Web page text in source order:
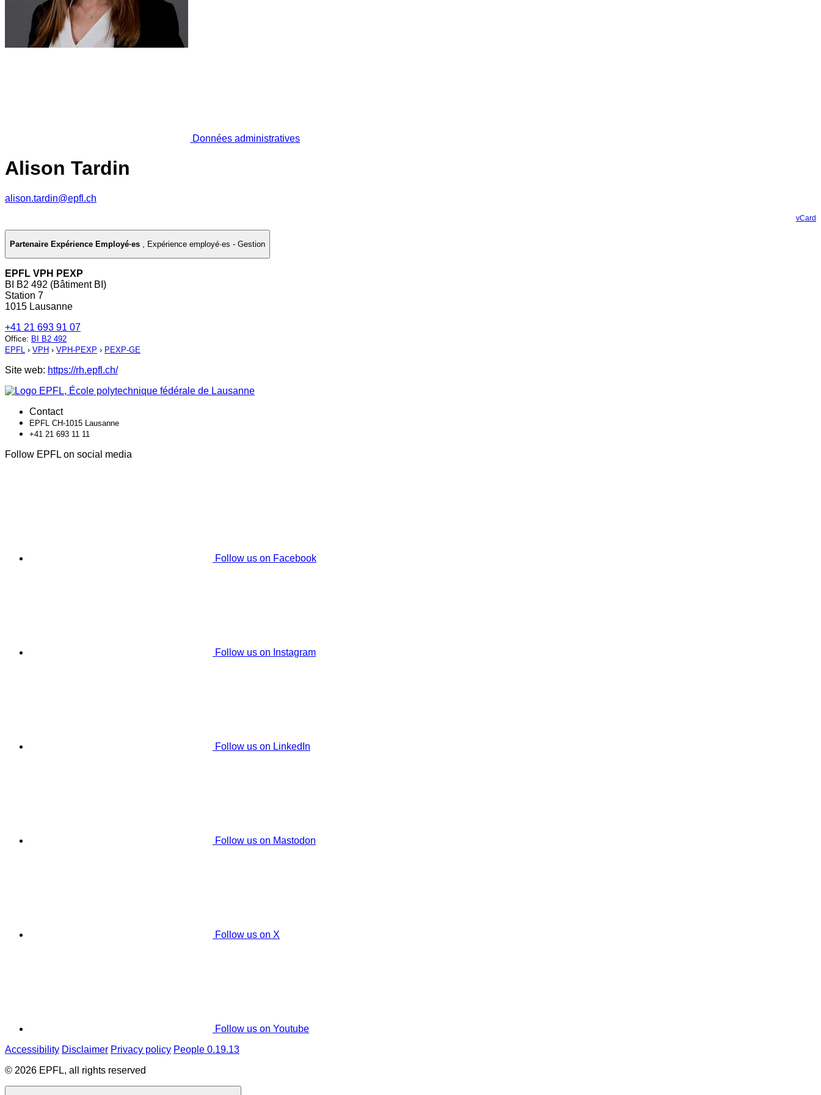
Données administratives
Alison Tardin
alison.tardin@epfl.ch
vCard
Partenaire Expérience Employé·es , Expérience employé·es - Gestion
EPFL VPH PEXP
BI B2 492 (Bâtiment BI)
Station 7
1015 Lausanne
+41 21 693 91 07
Office: BI B2 492
EPFL › VPH › VPH-PEXP › PEXP-GE
Site web: https://rh.epfl.ch/
Contact
EPFL CH-1015 Lausanne
+41 21 693 11 11
Follow EPFL on social media
Follow us on Facebook
Follow us on Instagram
Follow us on LinkedIn
Follow us on Mastodon
Follow us on X
Follow us on Youtube
Accessibility Disclaimer Privacy policy People 0.19.13
© 2026 EPFL, all rights reserved